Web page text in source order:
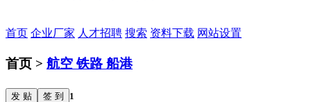
首页 企业厂家 人才招聘 搜索 资料下载 网站设置
首页 > 航空 铁路 船港
发 贴 签 到 1